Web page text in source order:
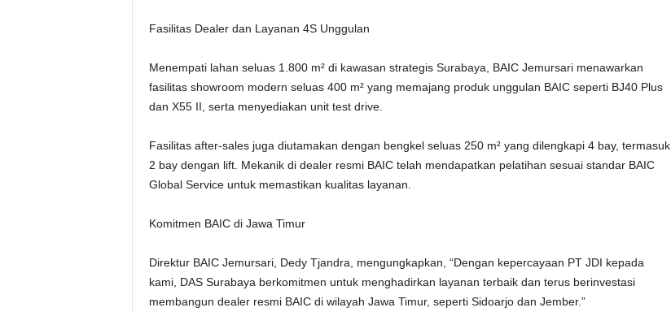
Fasilitas Dealer dan Layanan 4S Unggulan
Menempati lahan seluas 1.800 m² di kawasan strategis Surabaya, BAIC Jemursari menawarkan
fasilitas showroom modern seluas 400 m² yang memajang produk unggulan BAIC seperti BJ40 Plus
dan X55 II, serta menyediakan unit test drive.
Fasilitas after-sales juga diutamakan dengan bengkel seluas 250 m² yang dilengkapi 4 bay, termasuk
2 bay dengan lift. Mekanik di dealer resmi BAIC telah mendapatkan pelatihan sesuai standar BAIC
Global Service untuk memastikan kualitas layanan.
Komitmen BAIC di Jawa Timur
Direktur BAIC Jemursari, Dedy Tjandra, mengungkapkan, “Dengan kepercayaan PT JDI kepada
kami, DAS Surabaya berkomitmen untuk menghadirkan layanan terbaik dan terus berinvestasi
membangun dealer resmi BAIC di wilayah Jawa Timur, seperti Sidoarjo dan Jember.”